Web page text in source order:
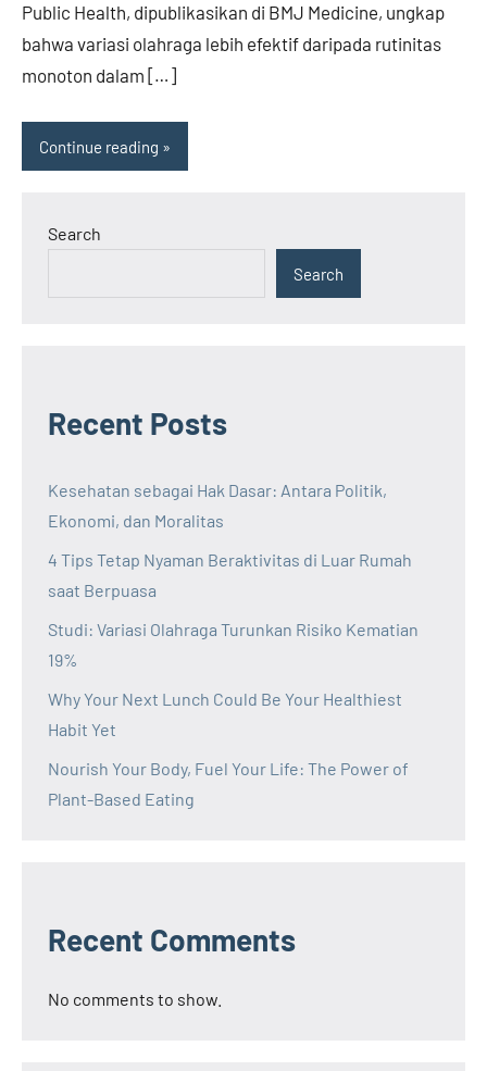
Public Health, dipublikasikan di BMJ Medicine, ungkap
bahwa variasi olahraga lebih efektif daripada rutinitas
monoton dalam […]
Continue reading
Search
Search
Recent Posts
Kesehatan sebagai Hak Dasar: Antara Politik,
Ekonomi, dan Moralitas
4 Tips Tetap Nyaman Beraktivitas di Luar Rumah
saat Berpuasa
Studi: Variasi Olahraga Turunkan Risiko Kematian
19%
Why Your Next Lunch Could Be Your Healthiest
Habit Yet
Nourish Your Body, Fuel Your Life: The Power of
Plant-Based Eating
Recent Comments
No comments to show.